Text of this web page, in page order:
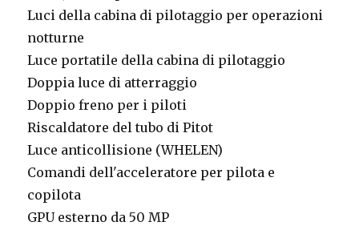
Luci della cabina di pilotaggio per operazioni
notturne
Luce portatile della cabina di pilotaggio
Doppia luce di atterraggio
Doppio freno per i piloti
Riscaldatore del tubo di Pitot
Luce anticollisione (WHELEN)
Comandi dell'acceleratore per pilota e
copilota
GPU esterno da 50 MP